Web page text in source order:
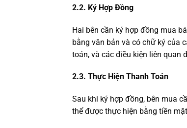
2.2. Ký Hợp Đồng
Hai bên cần ký hợp đồng mua
bằng văn bản và có chữ ký của
toán, và các điều kiện liên quan
2.3. Thực Hiện Thanh Toán
Sau khi ký hợp đồng, bên mua
thể được thực hiện bằng tiền